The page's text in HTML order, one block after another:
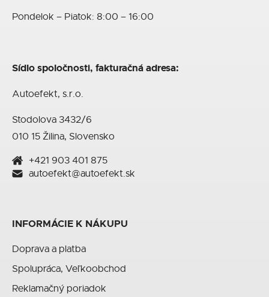
Pondelok – Piatok: 8:00 – 16:00
Sídlo spoločnosti, fakturačná adresa:
Autoefekt, s.r.o.
Stodolova 3432/6
010 15 Žilina, Slovensko
+421 903 401 875
autoefekt@autoefekt.sk
INFORMÁCIE K NÁKUPU
Doprava a platba
Spolupráca, Veľkoobchod
Reklamačný poriadok